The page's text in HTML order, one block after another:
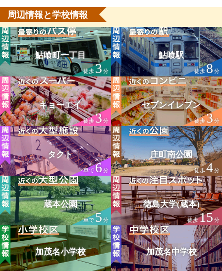
周辺情報と学校情報
鮎喰町一丁目
徒歩3分
鮎喰駅
徒歩8 分
キョーエイ
徒歩3分
セブンイレブン
徒歩3分
タクト
車で6分
庄町南公園
徒歩4分
蔵本公園
車で5 分
徳島大学(蔵本)
徒歩15分
加茂名小学校 加茂名中学校